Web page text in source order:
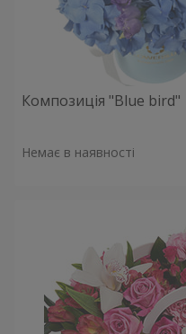
Композиція "Blue bird"
Немає в наявності